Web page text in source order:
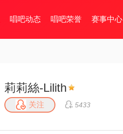
唱吧动态 唱吧荣誉 赛事中心
莉莉絲-Lilith
关注 5433